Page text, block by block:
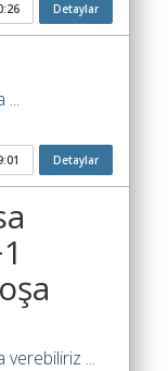
Detaylar
...
Detaylar
verebiliriz ...